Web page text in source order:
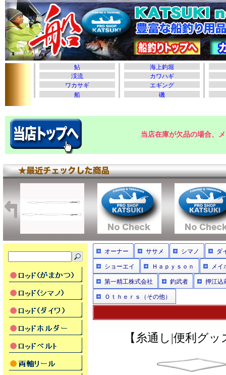
当店在庫が欠品の場合、
オーナー ササメ シマノ ダ
ショーエイ Ｈａｐｙｓｏｎ メイ
第一精工株式会社 釣武者 押江込
Ｏｔｈｅｒｓ（その他）
【糸通し|便利グ